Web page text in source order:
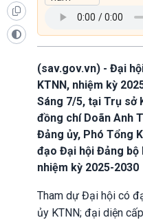
(sav.gov.vn) - Đại
KTNN, nhiệm kỳ
Sáng 7/5, tại Trụ sở
đồng chí Doãn Anh
Đảng ủy, Phó Tổng
đạo Đại hội Đảng bộ
nhiệm kỳ 2025-2030
Tham dự Đại hội có
ủy KTNN; đại diện